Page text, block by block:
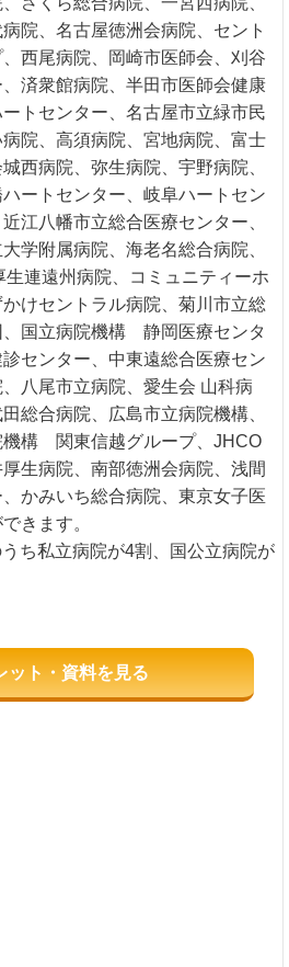
院、名古屋徳洲会病院、セント
西尾病院、岡崎市医師会、刈谷
済衆館病院、半田市医師会健康
トセンター、名古屋市立緑市民
院、高須病院、宮地病院、富士
西病院、弥生病院、宇野病院、
ートセンター、岐阜ハートセン
江八幡市立総合医療センター、
学附属病院、海老名総合病院、
連遠州病院、コミュニティーホ
けセントラル病院、菊川市立総
国立病院機構 静岡医療センタ
センター、中東遠総合医療セン
八尾市立病院、愛生会 山科病
総合病院、広島市立病院機構、
機構 関東信越グループ、JHCO
生病院、南部徳洲会病院、浅間
かみいち総合病院、東京女子医
きます。
ち私立病院が4割、国公立病院が
ット・資料を見る